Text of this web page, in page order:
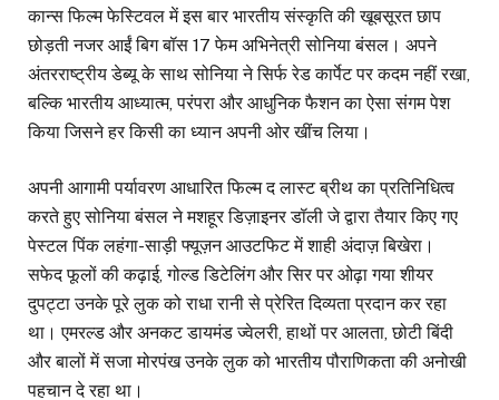
कान्स फिल्म फेस्टिवल में इस बार भारतीय संस्कृति की खूबसूरत छाप
छोड़ती नजर आईं बिग बॉस 17 फेम अभिनेत्री सोनिया बंसल। अपने
अंतरराष्ट्रीय डेब्यू के साथ सोनिया ने सिर्फ रेड कार्पेट पर कदम नहीं रखा,
बल्कि भारतीय आध्यात्म, परंपरा और आधुनिक फैशन का ऐसा संगम पेश
किया जिसने हर किसी का ध्यान अपनी ओर खींच लिया।
अपनी आगामी पर्यावरण आधारित फिल्म द लास्ट ब्रीथ का प्रतिनिधित्व
करते हुए सोनिया बंसल ने मशहूर डिज़ाइनर डॉली जे द्वारा तैयार किए गए
पेस्टल पिंक लहंगा-साड़ी फ्यूज़न आउटफिट में शाही अंदाज़ बिखेरा।
सफेद फूलों की कढ़ाई, गोल्ड डिटेलिंग और सिर पर ओढ़ा गया शीयर
दुपट्टा उनके पूरे लुक को राधा रानी से प्रेरित दिव्यता प्रदान कर रहा
था। एमरल्ड और अनकट डायमंड ज्वेलरी, हाथों पर आलता, छोटी बिंदी
और बालों में सजा मोरपंख उनके लुक को भारतीय पौराणिकता की अनोखी
पहचान दे रहा था।